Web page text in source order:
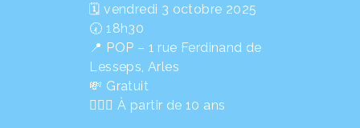
🗓️ vendredi 3 octobre 2025
🕢 18h30
📍 POP – 1 rue Ferdinand de
Lesseps, Arles
💸 Gratuit
🙎🏽‍♀️ À partir de 10 ans